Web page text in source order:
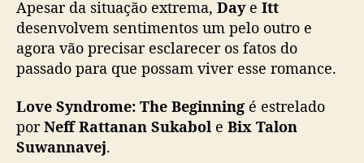
Apesar da situação extrema, Day e Itt
desenvolvem sentimentos um pelo outro e
agora vão precisar esclarecer os fatos do
passado para que possam viver esse romance.
Love Syndrome: The Beginning é estrelado
porNeff Rattanan Sukabol e Bix Talon
Suwannavej.